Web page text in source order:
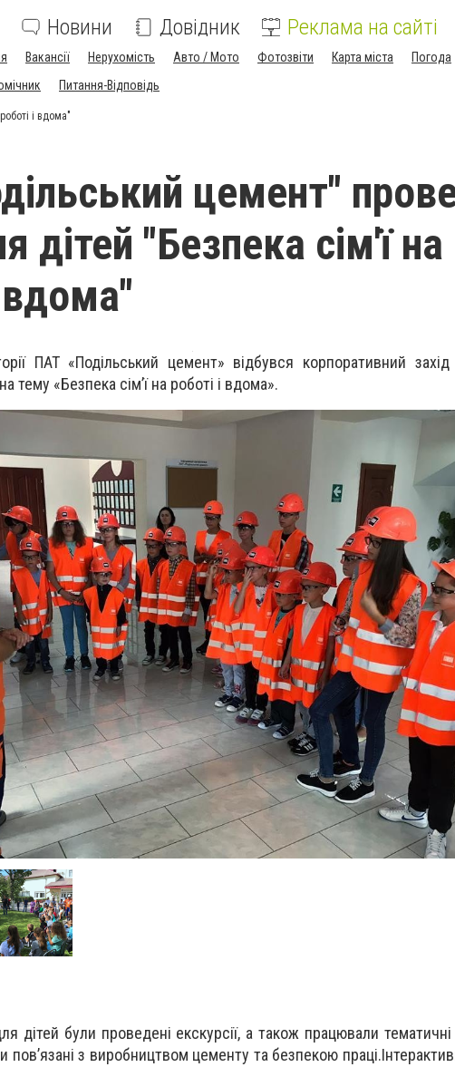
Новини Довідник Реклама на сайті
Вакансії Нерухомість Авто / Мото Фотозвіти Карта міста Погода
Питання-Відповідь
і вдома"
цемент"
дітей "Безпека сім'ї на
вдома"
ПАТ «Подільський цемент» відбувся корпоративний
тему «Безпека сім’ї на роботі і вдома».
дітей були проведені екскурсії, а також працювали
пов’язані з виробництвом цементу та безпекою